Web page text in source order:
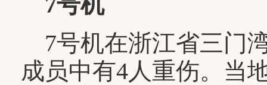
7号机在浙江省三门
成员中有4人重伤。当